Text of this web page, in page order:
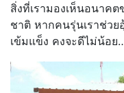
สิ่งที่เรามองเห็นอนาค
ชาติ หากคนรุ่นเราช่วย
เข้มแข็ง คงจะดีไม่น้อย